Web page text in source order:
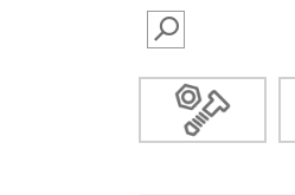
SEARCH